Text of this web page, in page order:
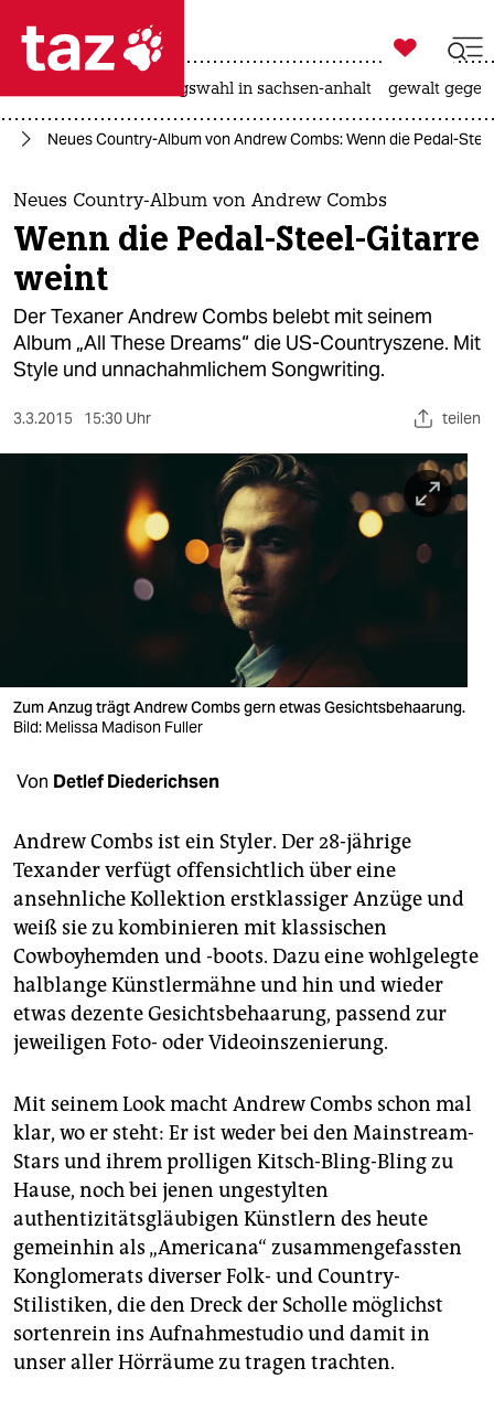
 taz zahl ich
taz zahl ich
themen
politik
öko
gesellschaft
sport
verlag
veranstaltungen
shop
unterstützen
abo
genossenschaft
epaper login

taz zahl ich
landtagswahl in sachsen-anhalt gewalt
Neues Country-Album von Andrew Combs: Wenn die Pedal-
Neues Country-Album von Andrew Combs
Wenn die Pedal-Steel-Gitarre
weint
Der Texaner Andrew Combs belebt mit seinem
Album „All These Dreams“ die US-Countryszene. Mit
Style und unnachahmlichem Songwriting.
3.3.2015 15:30 Uhr teilen
Zum Anzug trägt Andrew Combs gern etwas Gesichtsbehaarung.
Bild: Melissa Madison Fuller
Von Detlef Diederichsen
Andrew Combs ist ein Styler. Der 28-jährige
Texander verfügt offensichtlich über eine
ansehnliche Kollektion erstklassiger Anzüge und
weiß sie zu kombinieren mit klassischen
Cowboyhemden und -boots. Dazu eine wohlgelegte
halblange Künstlermähne und hin und wieder
etwas dezente Gesichtsbehaarung, passend zur
jeweiligen Foto- oder Videoinszenierung.
Mit seinem Look macht Andrew Combs schon mal
klar, wo er steht: Er ist weder bei den Mainstream-
Stars und ihrem prolligen Kitsch-Bling-Bling zu
Hause, noch bei jenen ungestylten
authentizitätsgläubigen Künstlern des heute
gemeinhin als „Americana“ zusammengefassten
Konglomerats diverser Folk- und Country-
Stilistiken, die den Dreck der Scholle möglichst
sortenrein ins Aufnahmestudio und damit in
unser aller Hörräume zu tragen trachten.